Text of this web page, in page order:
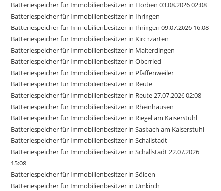
Batteriespeicher für Immobilienbesitzer in Horben 03.08.2026 02:08
Batteriespeicher für Immobilienbesitzer in Ihringen
Batteriespeicher für Immobilienbesitzer in Ihringen 09.07.2026 16:08
Batteriespeicher für Immobilienbesitzer in Kirchzarten
Batteriespeicher für Immobilienbesitzer in Malterdingen
Batteriespeicher für Immobilienbesitzer in Oberried
Batteriespeicher für Immobilienbesitzer in Pfaffenweiler
Batteriespeicher für Immobilienbesitzer in Reute
Batteriespeicher für Immobilienbesitzer in Reute 27.07.2026 02:08
Batteriespeicher für Immobilienbesitzer in Rheinhausen
Batteriespeicher für Immobilienbesitzer in Riegel am Kaiserstuhl
Batteriespeicher für Immobilienbesitzer in Sasbach am Kaiserstuhl
Batteriespeicher für Immobilienbesitzer in Schallstadt
Batteriespeicher für Immobilienbesitzer in Schallstadt 22.07.2026
15:08
Batteriespeicher für Immobilienbesitzer in Sölden
Batteriespeicher für Immobilienbesitzer in Umkirch